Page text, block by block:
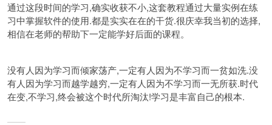
通过这段时间的学习,确实收获不小,这套教程通过大量实例在练
习中掌握软件的使用.都是实实在在的干货.很庆幸我当初的选择,
相信在老师的帮助下一定能学好后面的课程。
没有人因为学习而倾家荡产,一定有人因为不学习而一贫如洗.没
有人因为学习而越学越穷,一定有人因为不学习而一无所获.时代
在变,不学习,终会被这个时代所淘汰!学习是丰富自己的根本.